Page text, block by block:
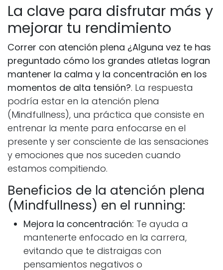
La clave para disfrutar más y
mejorar tu rendimiento
Correr con atención plena ¿Alguna vez te has
preguntado cómo los grandes atletas logran
mantener la calma y la concentración en los
momentos de alta tensión?. La respuesta
podría estar en la atención plena
(Mindfullness), una práctica que consiste en
entrenar la mente para enfocarse en el
presente y ser consciente de las sensaciones
y emociones que nos suceden cuando
estamos compitiendo.
Beneficios de la atención plena
(Mindfullness) en el running:
Mejora la concentración: Te ayuda a
mantenerte enfocado en la carrera,
evitando que te distraigas con
pensamientos negativos o